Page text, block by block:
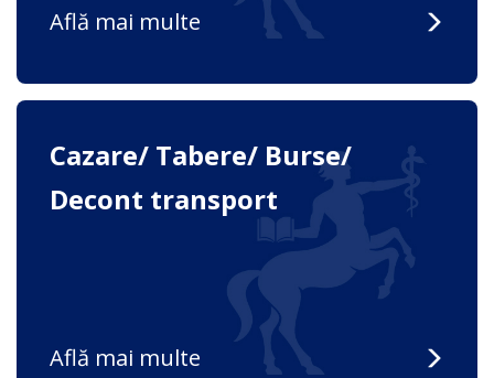
Află mai multe
Cazare/ Tabere/ Burse/
Decont transport
Află mai multe